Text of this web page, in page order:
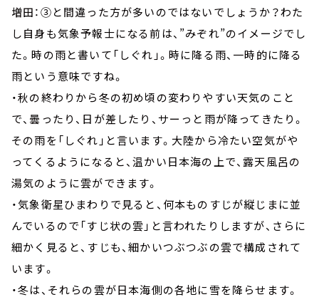
増田：③と間違った方が多いのではないでしょうか？わた
し自身も気象予報士になる前は、”みぞれ”のイメージでし
た。時の雨と書いて「しぐれ」。時に降る雨、一時的に降る
雨という意味ですね。
・秋の終わりから冬の初め頃の変わりやすい天気のこと
で、曇ったり、日が差したり、サーっと雨が降ってきたり。
その雨を「しぐれ」と言います。大陸から冷たい空気がや
ってくるようになると、温かい日本海の上で、露天風呂の
湯気のように雲ができます。
・気象衛星ひまわりで見ると、何本ものすじが縦じまに並
んでいるので「すじ状の雲」と言われたりしますが、さらに
細かく見ると、すじも、細かいつぶつぶの雲で構成されて
います。
・冬は、それらの雲が日本海側の各地に雪を降らせます。